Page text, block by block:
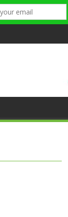
cultural și de
devine o